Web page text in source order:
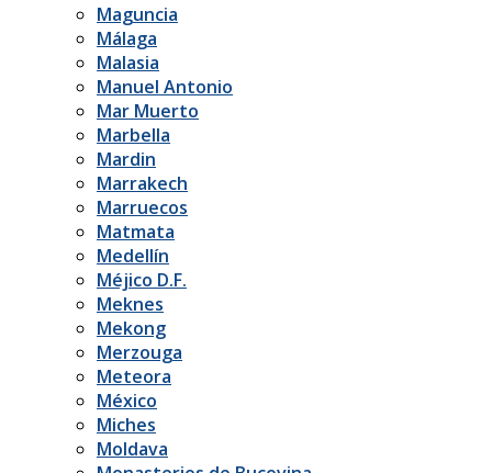
Maguncia
Málaga
Malasia
Manuel Antonio
Mar Muerto
Marbella
Mardin
Marrakech
Marruecos
Matmata
Medellín
Méjico D.F.
Meknes
Mekong
Merzouga
Meteora
México
Miches
Moldava